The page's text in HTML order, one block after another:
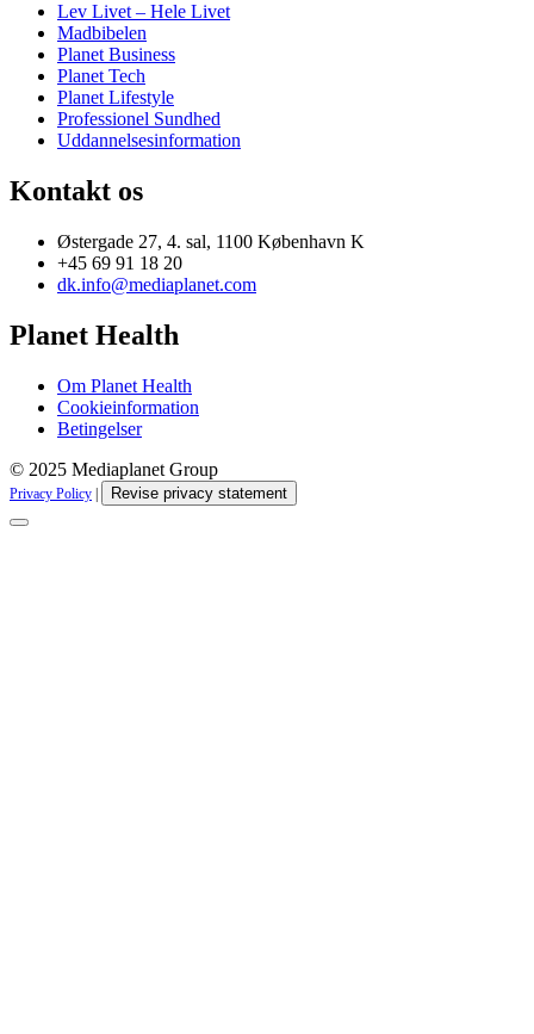
Lev Livet – Hele Livet
Madbibelen
Planet Business
Planet Tech
Planet Lifestyle
Professionel Sundhed
Uddannelsesinformation
Kontakt os
Østergade 27, 4. sal, 1100 København K
+45 69 91 18 20
dk.info@mediaplanet.com
Planet Health
Om Planet Health
Cookieinformation
Betingelser
© 2025 Mediaplanet Group
Privacy Policy Revise privacy statement